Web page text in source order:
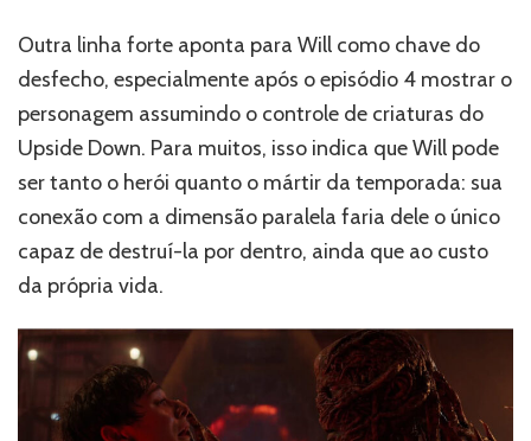
Outra linha forte aponta para Will como chave do
desfecho, especialmente após o episódio 4 mostrar o
personagem assumindo o controle de criaturas do
Upside Down. Para muitos, isso indica que Will pode
ser tanto o herói quanto o mártir da temporada: sua
conexão com a dimensão paralela faria dele o único
capaz de destruí-la por dentro, ainda que ao custo
da própria vida.